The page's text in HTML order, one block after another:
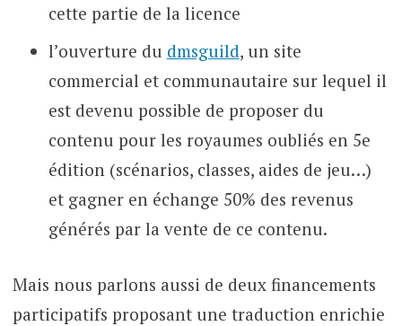
cette partie de la licence
l’ouverture du dmsguild, un site
commercial et communautaire sur lequel il
est devenu possible de proposer du
contenu pour les royaumes oubliés en 5e
édition (scénarios, classes, aides de jeu…)
et gagner en échange 50% des revenus
générés par la vente de ce contenu.
Mais nous parlons aussi de deux financements
participatifs proposant une traduction enrichie